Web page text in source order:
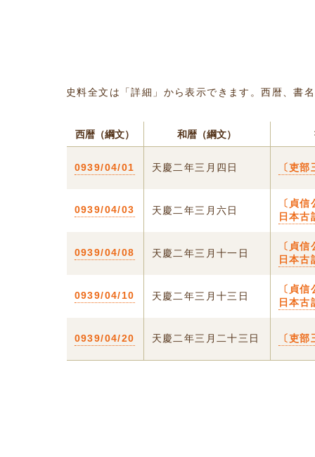
史料全文は「詳細」から表示できます。西暦、書
西暦（綱文） 和暦（綱文）
0939/04/01 天慶二年三月四日 〔吏
0939/04/03 天慶二年三月六日
〔貞
日本古
0939/04/08 天慶二年三月十一日
〔貞
日本古
0939/04/10 天慶二年三月十三日
〔貞
日本古
0939/04/20 天慶二年三月二十三日 〔吏